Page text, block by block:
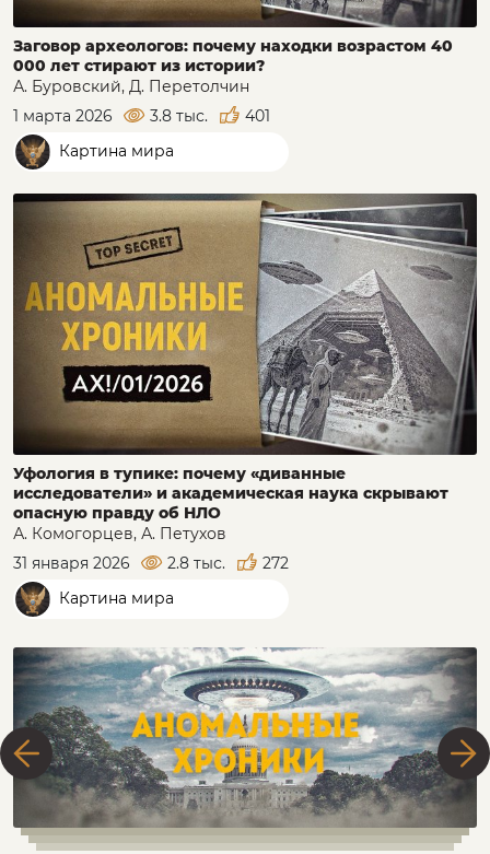
Заговор археологов: почему находки возрастом 40
000 лет стирают из истории?
А. Буровский, Д. Перетолчин
1 марта 2026
3.8 тыс.
401
Картина мира
Уфология в тупике: почему «диванные
исследователи» и академическая наука скрывают
опасную правду об НЛО
А. Комогорцев, А. Петухов
31 января 2026
2.8 тыс.
272
Картина мира